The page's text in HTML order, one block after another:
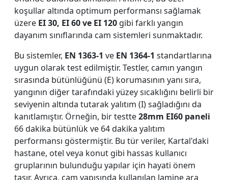
koşullar altında optimum performansı sağlamak
üzere EI 30, EI 60 ve EI 120 gibi farklı yangın
dayanım sınıflarında cam sistemleri sunmaktadır.
Bu sistemler, EN 1363-1 ve EN 1364-1 standartlarına
uygun olarak test edilmiştir. Testler, camın yangın
sırasında bütünlüğünü (E) korumasının yanı sıra,
yangının diğer tarafındaki yüzey sıcaklığını belirli bir
seviyenin altında tutarak yalıtım (I) sağladığını da
kanıtlamıştır. Örneğin, bir testte28mm EI60 paneli
66 dakika bütünlük ve 64 dakika yalıtım
performansı göstermiştir. Bu tür veriler, Kartal'daki
hastane, otel veya konut gibi hassas kullanıcı
gruplarının bulunduğu yapılar için hayati önem
taşır. Ayrıca, cam yapısında kullanılan lamine ara